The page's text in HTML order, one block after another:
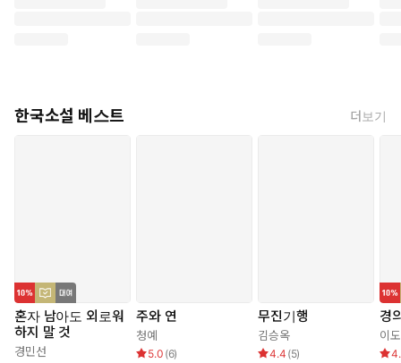
한국소설 베스트 더보기
혼자 남아도 외로워
하지 말 것
경민선
주와 연
청예
5.0 (6)
무진기행
김승옥
4.4 (5)
경
이